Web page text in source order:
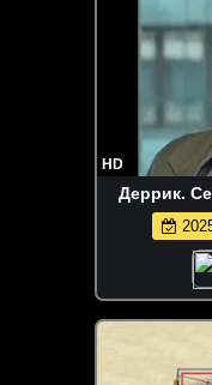
HD
Деррик.